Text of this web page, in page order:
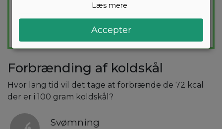
Forbrænding af koldskål
Hvor lang tid vil det tage at forbrænde de 72 kcal
der er i 100 gram koldskål?
Svømning
Læs mere
Accepter